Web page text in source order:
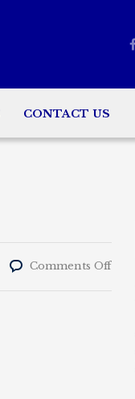
CONTACT US
Comments Offon